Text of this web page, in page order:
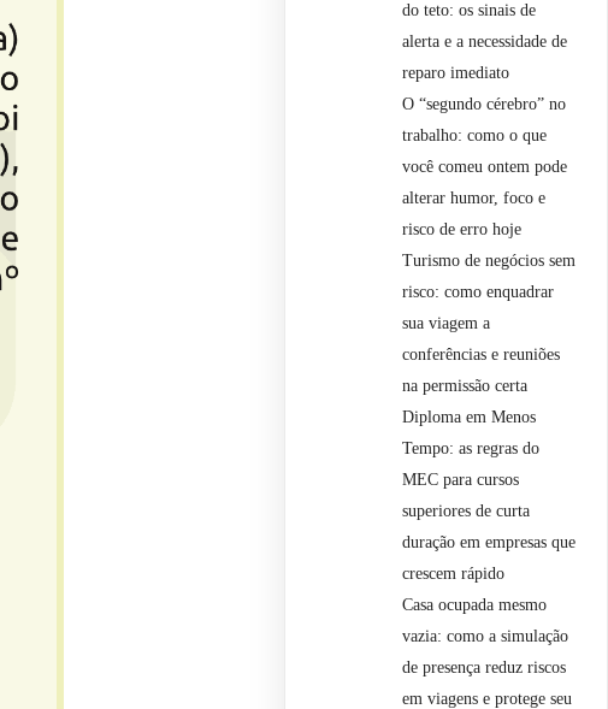
do teto: os sinais de
alerta e a necessidade de
reparo imediato
O “segundo cérebro” no
trabalho: como o que
você comeu ontem pode
alterar humor, foco e
risco de erro hoje
Turismo de negócios sem
risco: como enquadrar
sua viagem a
conferências e reuniões
na permissão certa
Diploma em Menos
Tempo: as regras do
MEC para cursos
superiores de curta
duração em empresas que
crescem rápido
Casa ocupada mesmo
vazia: como a simulação
de presença reduz riscos
em viagens e protege seu